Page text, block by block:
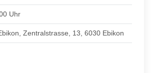
Uhr
Zentralstrasse, 13, 6030 Ebikon